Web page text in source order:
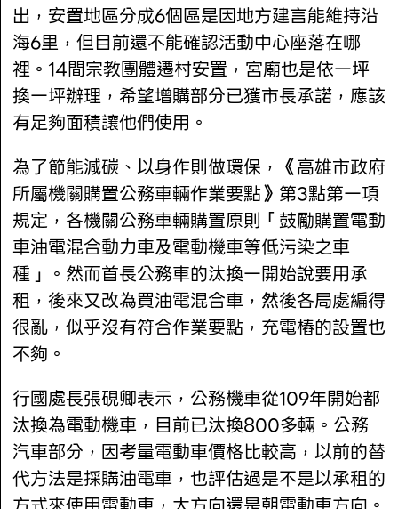
出，安置地區分成6個區是因地方建言能維持沿
海6里，但目前還不能確認活動中心座落在哪
裡。14間宗教團體遷村安置，宮廟也是依一坪
換一坪辦理，希望增購部分已獲市長承諾，應該
有足夠面積讓他們使用。
為了節能減碳、以身作則做環保，《高雄市政府
所屬機關購置公務車輛作業要點》第3點第一項
規定，各機關公務車輛購置原則「鼓勵購置電動
車油電混合動力車及電動機車等低污染之車
種」。然而首長公務車的汰換一開始說要用承
租，後來又改為買油電混合車，然後各局處編得
很亂，似乎沒有符合作業要點，充電樁的設置也
不夠。
行國處長張硯卿表示，公務機車從109年開始都
汰換為電動機車，目前已汰換800多輛。公務
汽車部分，因考量電動車價格比較高，以前的替
代方法是採購油電車，也評估過是不是以承租的